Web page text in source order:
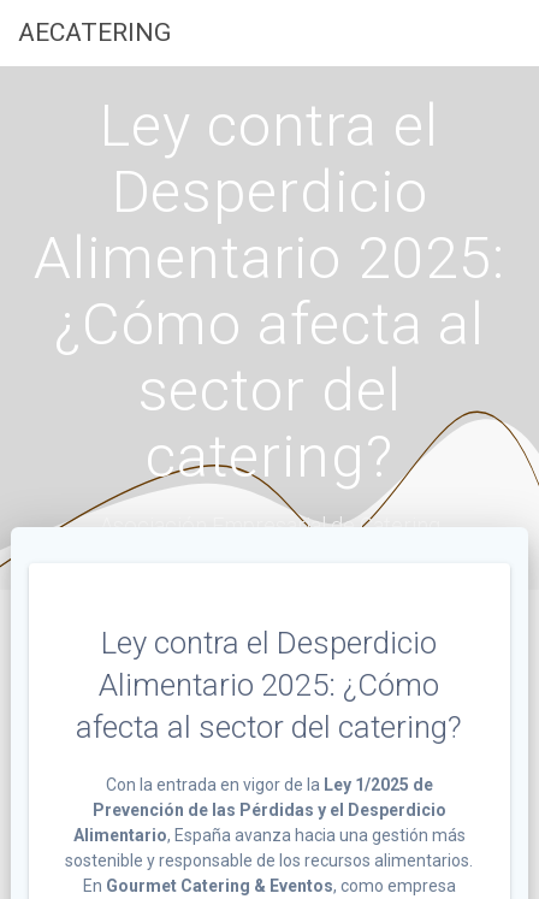
AECATERING
Ley contra el
Desperdicio
Alimentario 2025:
¿Cómo afecta al
sector del
catering?
Asociación Empresarial de Catering
Ley contra el Desperdicio
Alimentario 2025: ¿Cómo
afecta al sector del catering?
Con la entrada en vigor de la Ley 1/2025 de
Prevención de las Pérdidas y el Desperdicio
Alimentario, España avanza hacia una gestión más
sostenible y responsable de los recursos alimentarios.
En Gourmet Catering & Eventos, como empresa